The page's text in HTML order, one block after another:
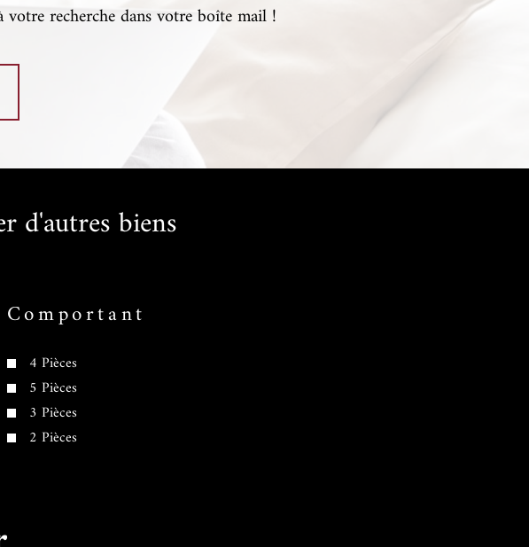
votre recherche dans votre boîte mail !
d'autres biens
Comportant
4 Pièces
5 Pièces
3 Pièces
2 Pièces